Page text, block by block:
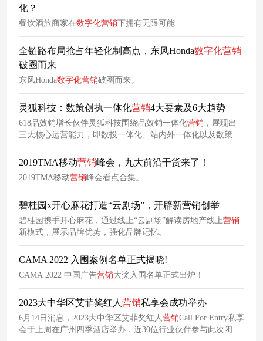
化？
餐饮酒旅商家在数字化营销下拥有无限可能
全链路布局抢占年轻化制高点，东风Honda数字化营销
破圈而来
东风Honda数字化营销破圈而来。
灵狐科技：数策创执一体化营销4大要素及6大趋势
618品效销增长伙伴灵狐科技围绕品效销一体化营销 ，展现出
三大核心运营能力，即数投一体化、站内外一体化以及数策创
执一体化营销。其中，灵狐科技的数策创执一体化能力具备四
个关键运营要素，分别为数据驱动、策略靶向、创意执行与执
行优化。本文将针对灵狐科技数策创执一体化关键要素以及当
下六大营销趋势展开详细剖析，深入洞察其在
用与价值。
2019TMA移动营销峰会，九大前沿干货来了！
2019TMA移动营销峰会看点合集。
碧桂园x开心麻花打造“云剧场”，开辟新营销创举
碧桂园携手开心麻花，通过线上“云剧场”解读房地产线上营销
新模式，展示品牌优势，强化品牌记忆。
CAMA 2022 入围案例名单正式揭晓!
CAMA 2022 中国广告营销大奖入围名单正式出炉！
2023大中华区艾菲奖红人 营销私享会成功举办
6月14日消息，2023大中华区艾菲奖红人营销Call For Entry私享
会于上周在广州四季酒店举办，近30位行业伙伴参与此次闭门